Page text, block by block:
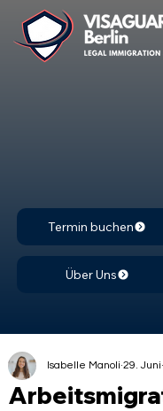
Termin buchen
Über Uns
Isabelle Manoli 29. Juni